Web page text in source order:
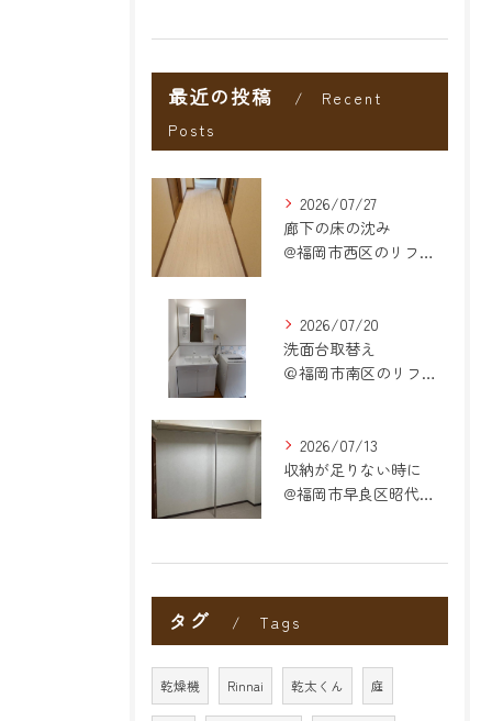
最近の投稿
Recent
Posts
2026/07/27
廊下の床の沈み
@福岡市西区のリフォーム
2026/07/20
洗面台取替え
＠福岡市南区のリフォーム
2026/07/13
収納が足りない時に
@福岡市早良区昭代のリフォーム
タグ Tags
乾燥機 Rinnai 乾太くん 庭